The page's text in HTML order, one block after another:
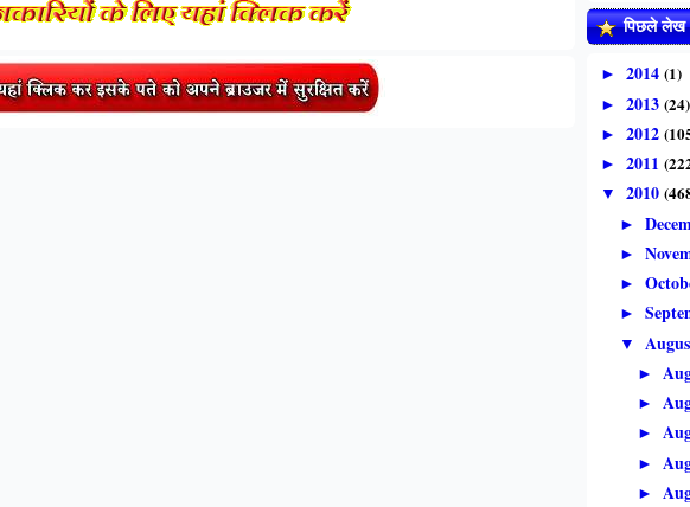
पिछले लेख
► 2014 (1)
► 2013 (24)
► 2012
► 2011
▼ 2010
►
►
►
►
▼
►
►
►
►
►